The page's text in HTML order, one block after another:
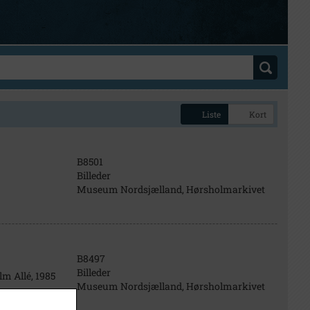
Liste Kort
B8501
Billeder
Museum Nordsjælland, Hørsholmarkivet
Allé, 1985
B8497
Billeder
Museum Nordsjælland, Hørsholmarkivet